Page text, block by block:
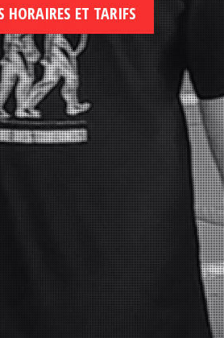
HORAIRES ET TARIFS